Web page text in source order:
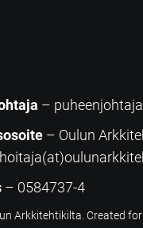
–
– Oulun
– 0584737-4
Arkkitehtikilta. Created